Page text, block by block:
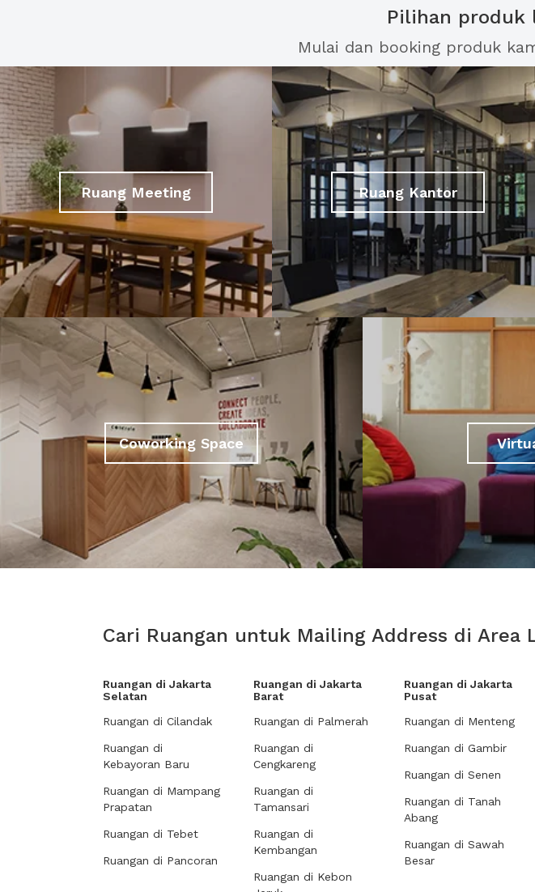
Pilihan produk
Mulai dan booking produk
Ruang Meeting Ruang Kantor
Coworking Space
Cari Ruangan untuk Mailing Address di Area
Ruangan di Jakarta
Selatan
Ruangan di Cilandak
Ruangan di
Kebayoran Baru
Ruangan di Mampang
Prapatan
Ruangan di Tebet
Ruangan di Pancoran
Ruangan di Jakarta
Barat
Ruangan di Palmerah
Ruangan di
Cengkareng
Ruangan di
Tamansari
Ruangan di
Kembangan
Ruangan di Kebon
Ruangan di Jakarta
Pusat
Ruangan di Menteng
Ruangan di Gambir
Ruangan di Senen
Ruangan di Tanah
Abang
Ruangan di Sawah
Besar